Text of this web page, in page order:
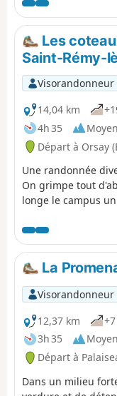
Ouest du campus
Les
Saint-Rémy-
Visorandonneur
14,04 km
4h 35
Départ à Orsay
Une randonnée
On grimpe tout
longe le campus
forêt. On remonte
Ouest la forêt de
urbain, on
redescendre en
La
Visorandonneur
12,37 km
3h 35
Départ à
Dans un milieu